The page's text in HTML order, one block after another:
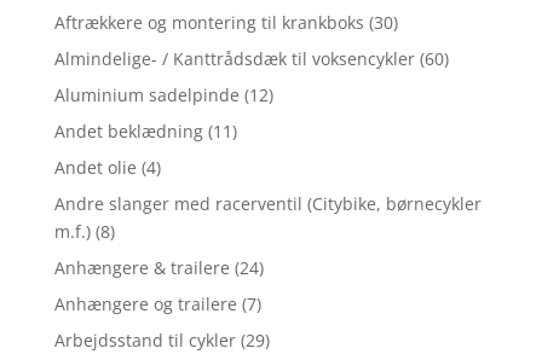
Aftrækkere og montering til krankboks (30)
Almindelige- / Kanttrådsdæk til voksencykler (60)
Aluminium sadelpinde (12)
Andet beklædning (11)
Andet olie (4)
Andre slanger med racerventil (Citybike, børnecykler
m.f.) (8)
Anhængere & trailere (24)
Anhængere og trailere (7)
Arbejdsstand til cykler (29)